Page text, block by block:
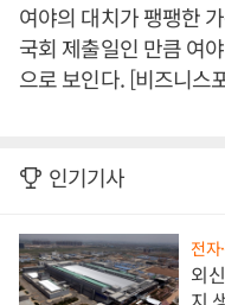
여야의 대치가 팽팽한
국회 제출일인 만큼 여
으로 보인다. [비즈니스
인기기사
전자
외